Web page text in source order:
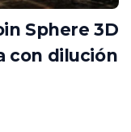
Sphere 3D
con dilución